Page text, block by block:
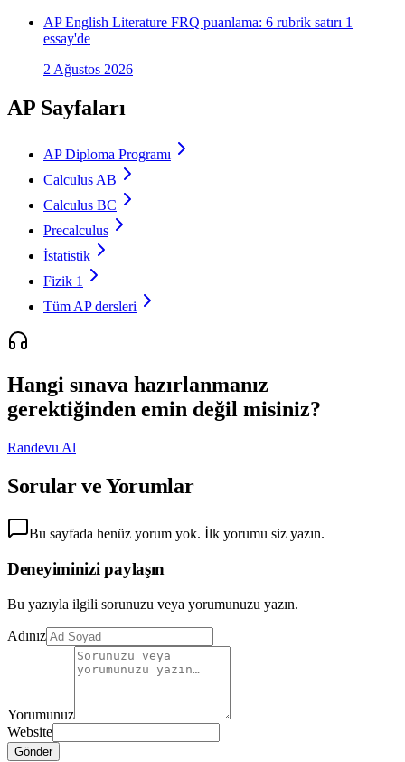
AP English Literature FRQ puanlama: 6 rubrik satırı 1
essay'de
2 Ağustos 2026
AP Sayfaları
AP Diploma Programı
Calculus AB
Calculus BC
Precalculus
İstatistik
Fizik 1
Tüm AP dersleri
Hangi sınava hazırlanmanız
gerektiğinden emin değil misiniz?
Randevu Al
Sorular ve Yorumlar
Bu sayfada henüz yorum yok. İlk yorumu siz yazın.
Deneyiminizi paylaşın
Bu yazıyla ilgili sorunuzu veya yorumunuzu yazın.
Adınız
Yorumunuz
Website
Gönder